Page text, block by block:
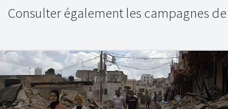
Consulter également les campagnes de